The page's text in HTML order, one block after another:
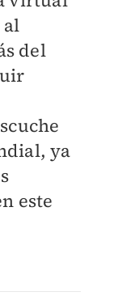
del
ya
este